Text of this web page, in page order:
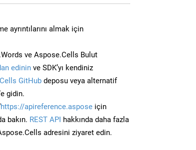
ayrıntılarını almak için
ve Aspose.Cells Bulut
edinin ve SDK’yı kendiniz
GitHub deposu veya alternatif
gidin.
https://apireference.aspose için
bakın. REST API hakkında daha fazla
adresini ziyaret edin.